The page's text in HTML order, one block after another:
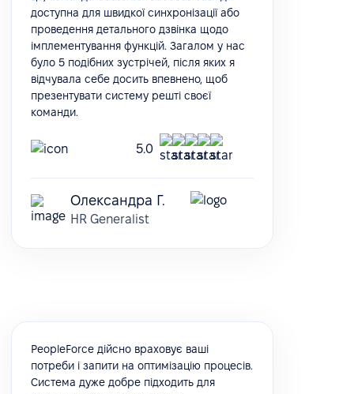
доступна для швидкої синхронізації або
проведення детального дзвінка щодо
імплементування функцій. Загалом у нас
було 5 подібних зустрічей, після яких я
відчувала себе досить впевнено, щоб
презентувати систему решті своєї
команди.
5.0
Олександра Г.
HR Generalist
PeopleForce дійсно враховує ваші
потреби і запити на оптимізацію процесів.
Система дуже добре підходить для